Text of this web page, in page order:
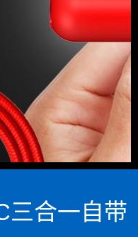
三合一自带